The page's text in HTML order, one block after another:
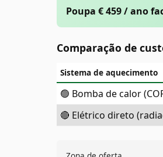
Poupa € 459 / ano
Comparação de
Sistema de aquecimento
🟢 Bomba de calor
🔴 Elétrico direto